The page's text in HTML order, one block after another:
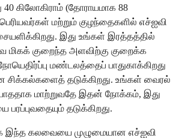
40 கிலோகிராம் (தோராயமாக 88
மற்றும் குழந்தைகளில் எச்ஐவி
இது உங்கள் இரத்தத்தில்
குறைந்த அளவிற்கு குறைக்க
மண்டலத்தைப் பாதுகாக்கிறது
சிக்கல்களைத் தடுக்கிறது. உங்கள் வைரல்
மாற்றுவதே இதன் நோக்கம், இது
தடுக்கிறது.
இந்த கலவையை முழுமையான எச்ஐவி